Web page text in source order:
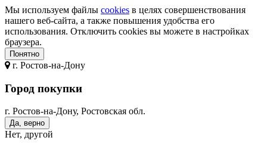
Мы используем файлы cookies в целях совершенствования
нашего веб-сайта, а также повышения удобства его
использования. Отключить cookies вы можете в настройках
браузера.
Понятно
г. Ростов-на-Дону
Город покупки
г. Ростов-на-Дону, Ростовская обл.
Да, верно
Нет, другой